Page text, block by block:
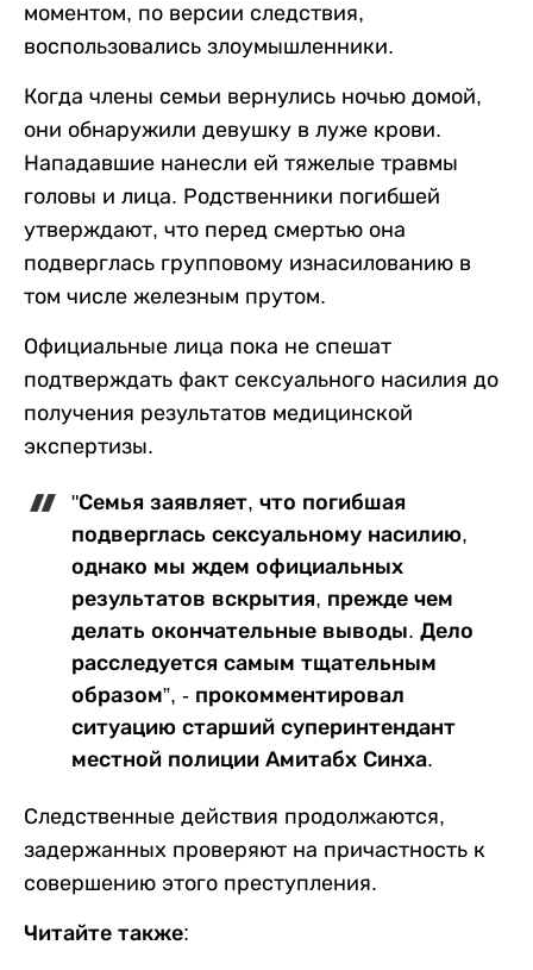
моментом, по версии следствия,
воспользовались злоумышленники.
Когда члены семьи вернулись ночью домой,
они обнаружили девушку в луже крови.
Нападавшие нанесли ей тяжелые травмы
головы и лица. Родственники погибшей
утверждают, что перед смертью она
подверглась групповому изнасилованию в
том числе железным прутом.
Официальные лица пока не спешат
подтверждать факт сексуального насилия до
получения результатов медицинской
экспертизы.
"Семья заявляет, что погибшая
подверглась сексуальному насилию,
однако мы ждем официальных
результатов вскрытия, прежде чем
делать окончательные выводы. Дело
расследуется самым тщательным
образом”, - прокомментировал
ситуацию старший суперинтендант
местной полиции Амитабх Синха.
Следственные действия продолжаются,
задержанных проверяют на причастность к
совершению этого преступления.
Читайте также: